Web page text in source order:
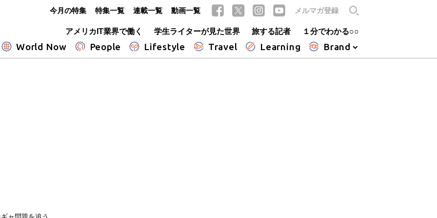
アメリカIT業界で働く
学生ライターが見た世界 旅する記者 １分でわかる○○
World Now People Lifestyle Travel Learning Brand
今月の特集 特集一覧 連載一覧 動画一覧 メルマガ登録